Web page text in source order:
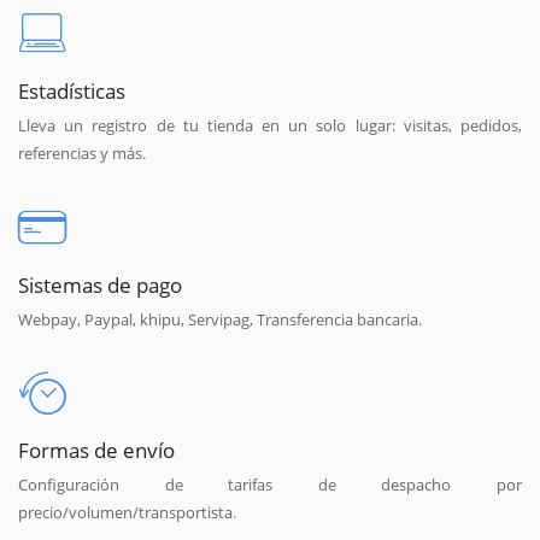
Estadísticas
Lleva un registro de tu tienda en un solo lugar: visitas, pedidos,
referencias y más.
Sistemas de pago
Webpay, Paypal, khipu, Servipag, Transferencia bancaria.
Formas de envío
Configuración de tarifas de despacho por
precio/volumen/transportista.